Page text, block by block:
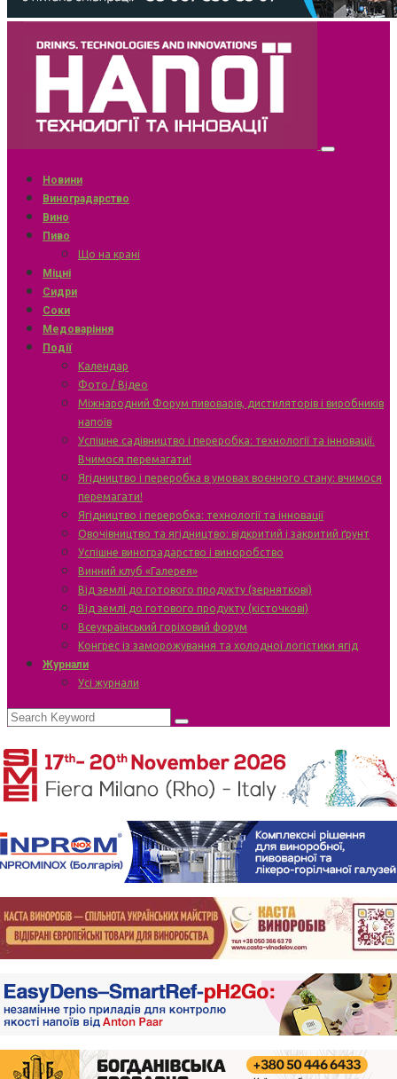
Новини
Виноградарство
Вино
Пиво
Що на крані
Міцні
Сидри
Соки
Медоваріння
Події
Календар
Фото / Відео
Міжнародний Форум пивоварів, дистиляторів і виробників
напоїв
Успішне садівництво і переробка: технології та інновації.
Вчимося перемагати!
Ягідництво і переробка в умовах воєнного стану: вчимося
перемагати!
Ягідництво і переробка: технології та інновації
Овочівництво та ягідництво: відкритий і закритий ґрунт
Успішне виноградарство і виноробство
Винний клуб «Галерея»
Від землі до готового продукту (зерняткові)
Від землі до готового продукту (кісточкові)
Всеукраїнський горіховий форум
Конгрес із заморожування та холодної логістики ягід
Журнали
Усі журнали